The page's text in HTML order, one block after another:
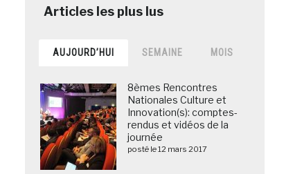
AUJOURD’HUI SEMAINE MOIS
8èmes Rencontres
Nationales Culture et
Innovation(s): comptes-
rendus et vidéos de la
journée
posté le 12 mars 2017